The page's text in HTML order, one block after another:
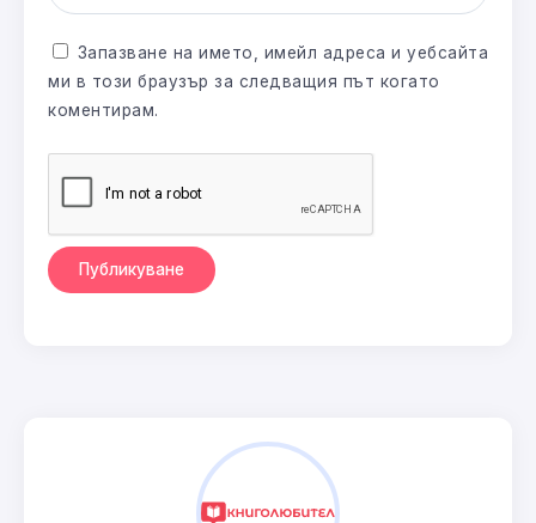
Запазване на името, имейл адреса и уебсайта
ми в този браузър за следващия път когато
коментирам.